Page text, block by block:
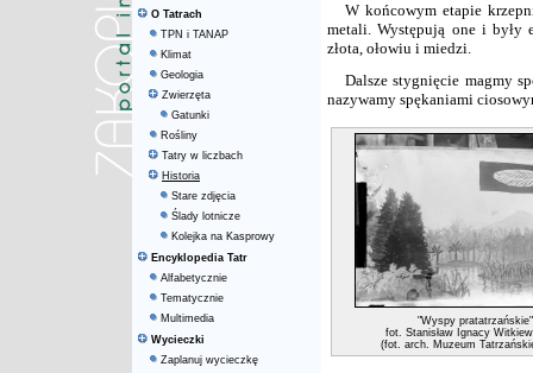
O Tatrach
TPN i TANAP
Klimat
Geologia
Zwierzęta
Gatunki
Rośliny
Tatry w liczbach
Historia
Stare zdjęcia
Ślady lotnicze
Kolejka na Kasprowy
Encyklopedia Tatr
Alfabetycznie
Tematycznie
Multimedia
Wycieczki
Zaplanuj wycieczkę
W końcowym etapie
metali. Występują one i były
złota, ołowiu i miedzi.
Dalsze stygnięcie magmy
nazywamy spękaniami
"Wyspy pratatrzańskie"
fot. Stanisław Ignacy
(fot. arch. Muzeum